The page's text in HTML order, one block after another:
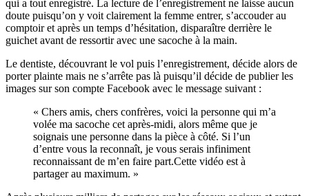
qui a tout enregistré. La lecture de l’enregistrement ne laisse aucun
doute puisqu’on y voit clairement la femme entrer, s’accouder au
comptoir et après un temps d’hésitation, disparaître derrière le
guichet avant de ressortir avec une sacoche à la main.
Le dentiste, découvrant le vol puis l’enregistrement, décide alors de
porter plainte mais ne s’arrête pas là puisqu’il décide de publier les
images sur son compte Facebook avec le message suivant :
« Chers amis, chers confrères, voici la personne qui m’a
volée ma sacoche cet après-midi, alors même que je
soignais une personne dans la pièce à côté. Si l’un
d’entre vous la reconnaît, je vous serais infiniment
reconnaissant de m’en faire part.Cette vidéo est à
partager au maximum. »